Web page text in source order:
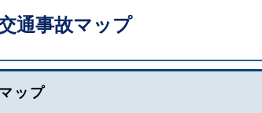
通事故マップ
ップ